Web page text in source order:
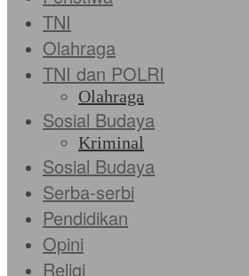
TNI
Olahraga
TNI dan POLRI
Olahraga
Sosial Budaya
Kriminal
Sosial Budaya
Serba-serbi
Pendidikan
Opini
Religi